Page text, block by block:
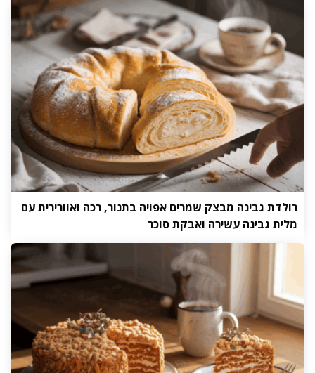
רולדת גבינה מבצק שמרים אפויה בתנור, רכה ואוורירית עם
מלית גבינה עשירה ואבקת סוכר